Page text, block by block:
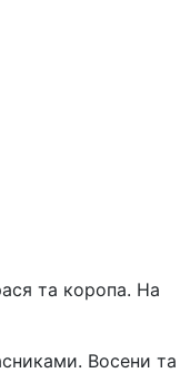
та коропа. На
Восени та